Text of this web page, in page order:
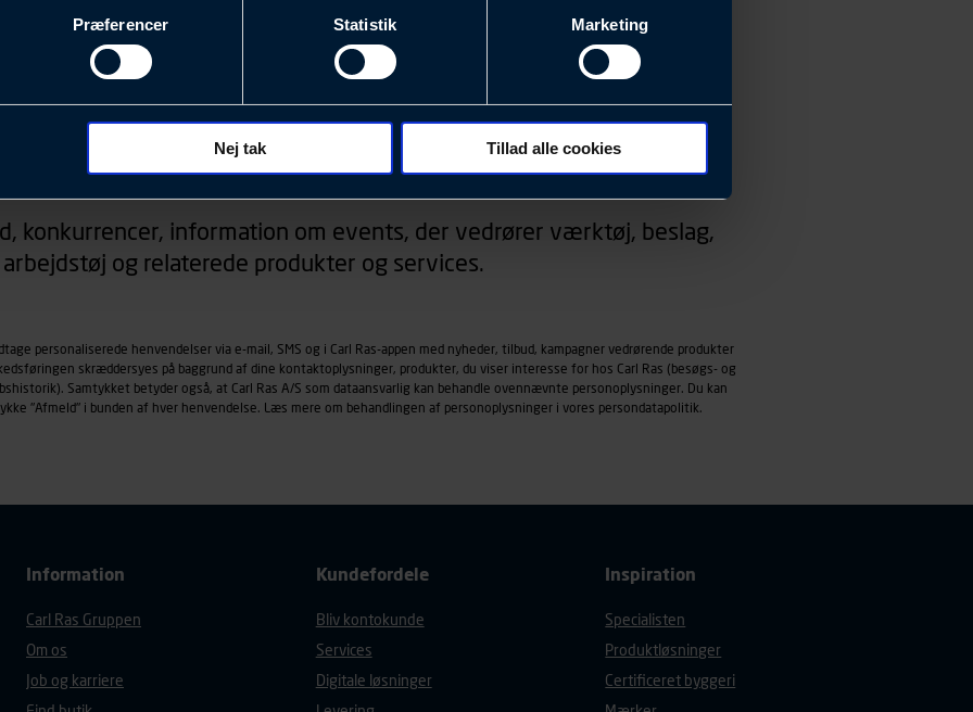
med det formål at optimere design, brugervenlighed og effektiviteten af vores
analyser af, hvilke oplysninger der er mest populære, og som derfor skal være nemme at
hvad der klikkes på, sider/indhold der besøges, browsertype, søgeord, IP-adresse,
(computer, smartphone mv.) samt de features, der anvendes.
browsertype, søgeord, IP-adresse, informationer om enhedstype (computer,
der anvendes.
persondatapolitik, der indeholder yderligere information om behandling af
Præferencer Statistik Marketing
Nej tak Tillad alle cookies
Nyhedsbrev
konkurrencer, information om events, der vedrører værktøj, beslag,
arbejdstøj og relaterede produkter og services.
personaliserede henvendelser via e-mail, SMS og i Carl Ras-appen med nyheder, tilbud, kampagner vedrørende produkter
skræddersyes på baggrund af dine kontaktoplysninger, produkter, du viser interesse for hos Carl Ras (besøgs- og
Samtykket betyder også, at Carl Ras A/S som dataansvarlig kan behandle ovennævnte personoplysninger. Du kan
"Afmeld" i bunden af hver henvendelse. Læs mere om behandlingen af personoplysninger i vores persondatapolitik.
Information
Carl Ras Gruppen
Om os
Job og karriere
Kundefordele
Bliv kontokunde
Services
Digitale løsninger
Inspiration
Specialisten
Produktløsninger
Certificeret byggeri